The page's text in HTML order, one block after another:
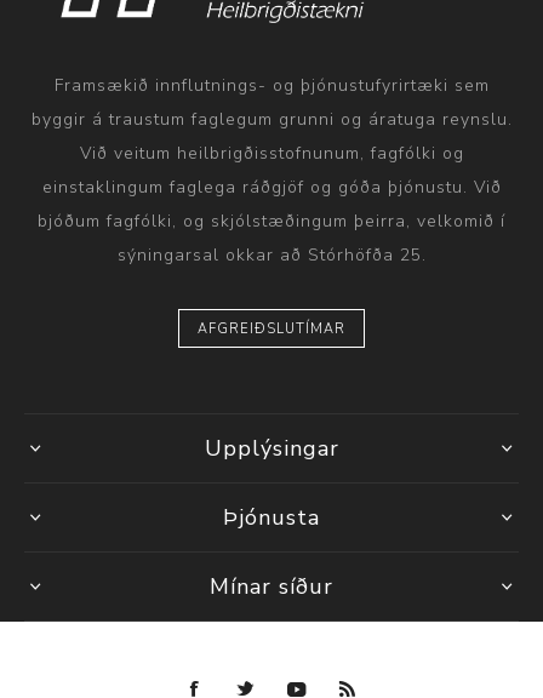
Framsækið innflutnings- og þjónustufyrirtæki sem
byggir á traustum faglegum grunni og áratuga reynslu.
Við veitum heilbrigðisstofnunum, fagfólki og
einstaklingum faglega ráðgjöf og góða þjónustu. Við
bjóðum fagfólki, og skjólstæðingum þeirra, velkomið í
sýningarsal okkar að Stórhöfða 25.
AFGREIÐSLUTÍMAR
Upplýsingar
Þjónusta
Mínar síður